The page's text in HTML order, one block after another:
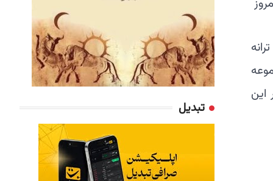
ترانه
این
تبدیل